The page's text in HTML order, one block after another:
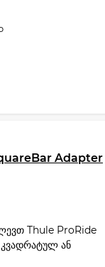
Adapter
Thule ProRide
ან